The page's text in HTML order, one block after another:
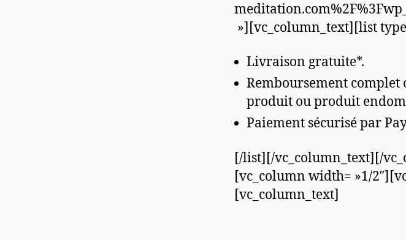
»][vc_column_text][list
Livraison gratuite*.
Remboursement
produit ou produit
Paiement sécurisé par
[/list][/vc_column_text][/
[vc_column width= »1/
[vc_column_text]